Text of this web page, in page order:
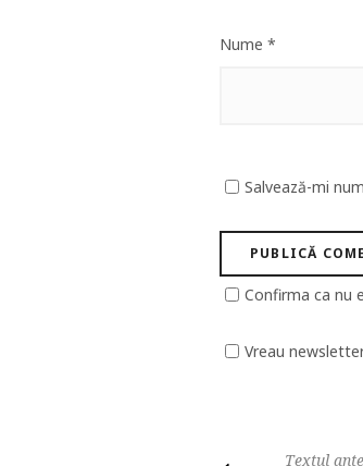
Nume *
Salvează-mi
Confirma ca nu
Vreau
Textul